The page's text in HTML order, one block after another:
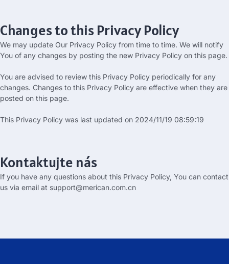
Changes to this Privacy Policy
We may update Our Privacy Policy from time to time. We will notify
You of any changes by posting the new Privacy Policy on this page.
You are advised to review this Privacy Policy periodically for any
changes. Changes to this Privacy Policy are effective when they are
posted on this page.
This Privacy Policy was last updated on 2024/11/19 08:59:19
Kontaktujte nás
If you have any questions about this Privacy Policy, You can contact
us via email at support@merican.com.cn